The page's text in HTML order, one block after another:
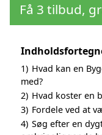
Få 3 tilbud,
1) Hvad kan en
med?
2) Hvad koster en
3) Fordele ved at
4) Søg efter en